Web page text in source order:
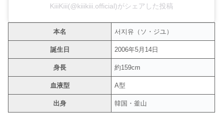
KiiiKiii(@kiiikiii.official)がシェアした投稿
本名 서지유（ソ・ジユ）
誕生日 2006年5月14日
身長 約159cm
血液型 A型
出身 韓国・釜山